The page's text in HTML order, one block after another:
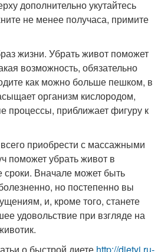
дополнительно укутайтесь
не менее получаса, примите
жизни. Убрать живот поможет
возможность, обязательно
как можно больше пешком, в
организм кислородом,
процессы, приближает фигуру к
приобрести с массажными
поможет убрать живот в
сроки. Вначале может быть
но постепенно вы
и, кроме того, станете
удовольствие при взгляде на
о быстрой диете http://dietyi.ru-